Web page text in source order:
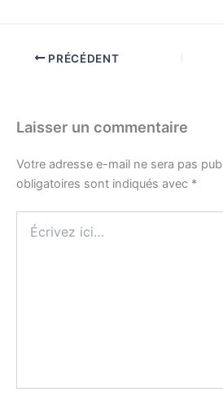
PRÉCÉDENT
Laisser un commentaire
Votre adresse e-mail ne sera pas
obligatoires sont indiqués avec *
ici…